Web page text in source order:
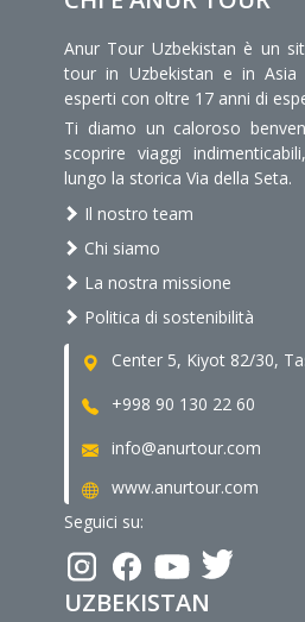
Anur Tour Uzbekistan è un
tour in Uzbekistan e in Asia
esperti con oltre 17 anni di
Ti diamo un caloroso
scoprire viaggi
lungo la storica Via della Seta.
Il nostro team
Chi siamo
La nostra missione
Politica di sostenibilità
Center 5, Kiyot 82/30,
+998 90 130 22 60
info@anurtour.com
www.anurtour.com
Seguici su:
UZBEKISTAN